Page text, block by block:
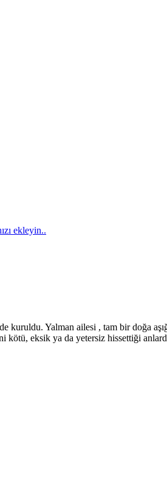
ekleyin..
Yalman ailesi , tam bir doğa
eksik ya da yetersiz hissettiği